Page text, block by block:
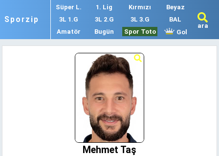
Sporzip
Süper L. 1. Lig Kırmızı
Beyaz
3L 1.G
3L 2.G 3L 3.G
BAL
Amatör
Bugün Spor Toto Gol
ara
Mehmet Taş